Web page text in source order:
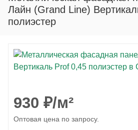
Лайн (Grand Line)
полиэстер
930 ₽/м²
Оптовая цена по запросу.